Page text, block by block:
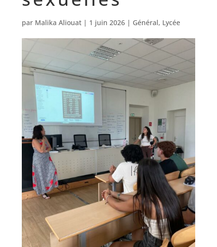
par Malika Aliouat| 1 juin 2026| Général, Lycée